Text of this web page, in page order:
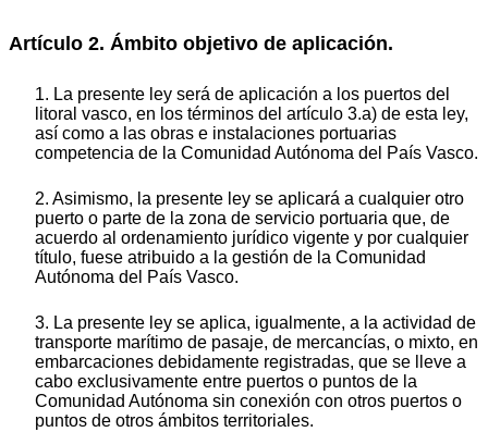
Artículo 2. Ámbito objetivo de aplicación.
1. La presente ley será de aplicación a los puertos del
litoral vasco, en los términos del artículo 3.a) de esta ley,
así como a las obras e instalaciones portuarias
competencia de la Comunidad Autónoma del País Vasco.
2. Asimismo, la presente ley se aplicará a cualquier otro
puerto o parte de la zona de servicio portuaria que, de
acuerdo al ordenamiento jurídico vigente y por cualquier
título, fuese atribuido a la gestión de la Comunidad
Autónoma del País Vasco.
3. La presente ley se aplica, igualmente, a la actividad de
transporte marítimo de pasaje, de mercancías, o mixto, en
embarcaciones debidamente registradas, que se lleve a
cabo exclusivamente entre puertos o puntos de la
Comunidad Autónoma sin conexión con otros puertos o
puntos de otros ámbitos territoriales.